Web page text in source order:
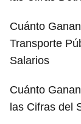
Cuánto
Transporte
Salarios
Cuánto
las Cifras del